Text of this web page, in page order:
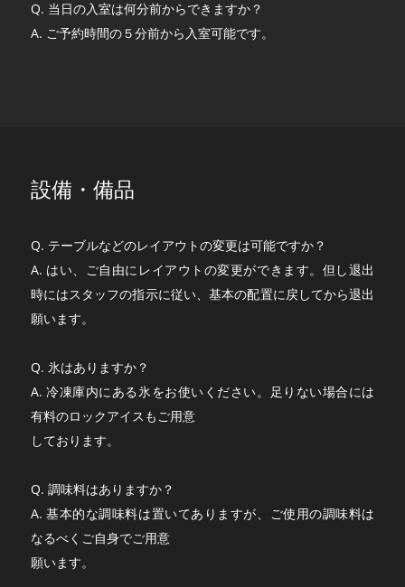
Q. 当日の入室は何分前からできますか？
A. ご予約時間の５分前から入室可能です。
設備・備品
Q. テーブルなどのレイアウトの変更は可能ですか？
A. はい、ご自由にレイアウトの変更ができます。但し退出
時にはスタッフの指示に従い、基本の配置に戻してから退出
願います。
Q. 氷はありますか？
A. 冷凍庫内にある氷をお使いください。足りない場合には
有料のロックアイスもご用意
しております。
Q. 調味料はありますか？
A. 基本的な調味料は置いてありますが、ご使用の調味料は
なるべくご自身でご用意
願います。